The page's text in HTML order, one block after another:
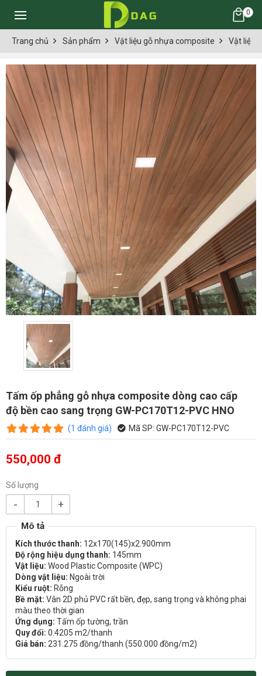
0
Trang chủ Sản phẩm Vật liệu gỗ nhựa composite Vật liệu
Tấm ốp phẳng gỗ nhựa composite dòng cao cấp
độ bền cao sang trọng GW-PC170T12-PVC HNO
(1 đánh giá) Mã SP: GW-PC170T12-PVC
550,000 đ
Số lượng
- +
Kích thước thanh: 12x170(145)x2.900mm
Độ rộng hiệu dụng thanh: 145mm
Vật liệu: Wood Plastic Composite (WPC)
Dòng vật liệu: Ngoài trời
Kiểu ruột: Rỗng
Bề mặt: Vân 2D phủ PVC rất bền, đẹp, sang trọng và không phai
màu theo thời gian
Ứng dụng: Tấm ốp tường, trần
Quy đổi: 0.4205 m2/thanh
Giá bán: 231.275 đồng/thanh (550.000 đồng/m2)